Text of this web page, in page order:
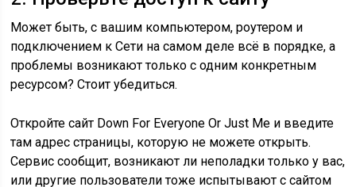
Может быть, с вашим компьютером, роутером и
подключением к Сети на самом деле всё в порядке, а
проблемы возникают только с одним конкретным
ресурсом? Стоит убедиться.
Откройте сайт Down For Everyone Or Just Me и введите
там адрес страницы, которую не можете открыть.
Сервис сообщит, возникают ли неполадки только у вас,
или другие пользователи тоже испытывают с сайтом